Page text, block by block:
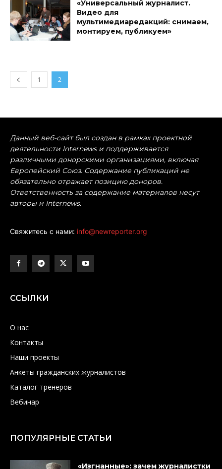
«Универсальный журналист.
Видео для
мультимедиаредакций: снимаем,
монтируем, публикуем»
1 2
Данный веб-сайт был создан в рамках проектной
деятельности Internews и поддерживается
различными донорскими организациями, включая
Европейский Союз. Содержание публикаций не
обязательно отражает позицию доноров.
Ответственность за содержание материалов несут
авторы и Internews.
Свяжитесь с нами: info@newreporter.org
ССЫЛКИ
О нас
Контакты
Наши проекты
Анкеты гражданских журналистов
Каталог тренеров
Вебинар
ПОПУЛЯРНЫЕ СТАТЬИ
«Изгнанные»: зачем журналистки